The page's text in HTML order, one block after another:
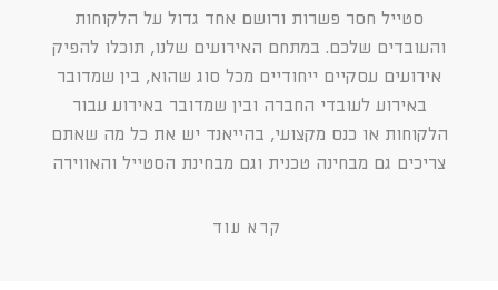
סטייל חסר פשרות ורושם אחד גדול על הלקוחות
והעובדים שלכם. במתחם האירועים שלנו, תוכלו להפיק
אירועים עסקיים ייחודיים מכל סוג שהוא, בין שמדובר
באירוע לעובדי החברה ובין שמדובר באירוע עבור
הלקוחות או כנס מקצועי, בהייאנד יש את כל מה שאתם
צריכים גם מבחינה טכנית וגם מבחינת הסטייל והאווירה
קרא עוד